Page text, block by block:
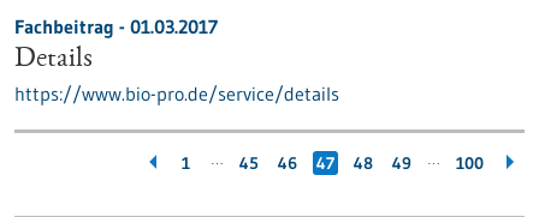
Fachbeitrag - 01.03.2017
Details
https://www.bio-pro.de/service/details
1 … 45 46 47 48 49 … 100